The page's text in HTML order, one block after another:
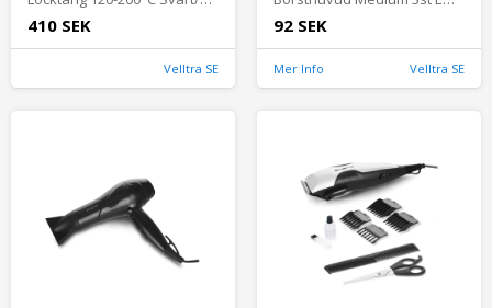
410 SEK
Velltra SE
92 SEK
Mer Info Velltra SE